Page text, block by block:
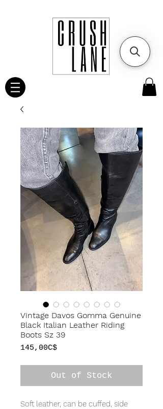
Vintage Davos Gomma Genuine
Black Italian Leather Riding
Boots Sz 39
145,00C$Price
Out of Stock
Soft leather, can be cuffed, side